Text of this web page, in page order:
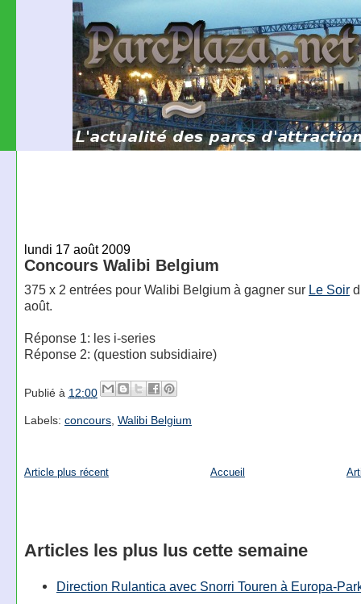
lundi 17 août 2009
Concours Walibi Belgium
375 x 2 entrées pour Walibi Belgium à gagner sur Le Soir
août.
Réponse 1: les i-series
Réponse 2: (question subsidiaire)
Publié à 12:00
Labels: concours, Walibi Belgium
Article plus récent Accueil
Articles les plus lus cette semaine
Direction Rulantica avec Snorri Touren à Europa-